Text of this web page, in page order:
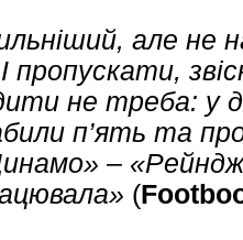
але не
пропускати,
не треба: у
п’ять та
–
(